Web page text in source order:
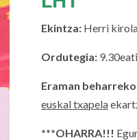
Ekintza: Herri
Ordutegia:
Eraman
euskal txapela
***OHARRA!!!